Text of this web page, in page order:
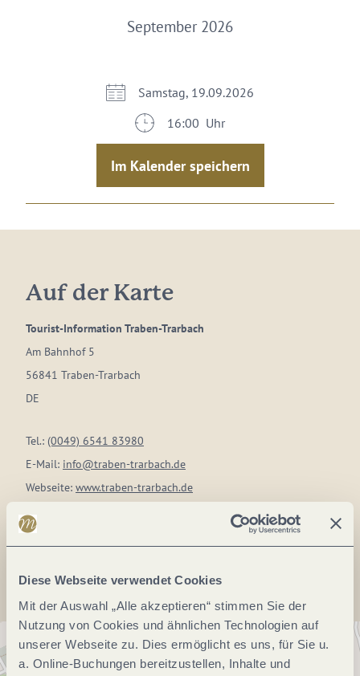
Diese Webseite verwendet Cookies
Mit der Auswahl „Alle akzeptieren“ stimmen Sie der
Nutzung von Cookies und ähnlichen Technologien auf
unserer Webseite zu. Dies ermöglicht es uns, für Sie u.
a. Online-Buchungen bereitzustellen, Inhalte und
September 2026
Samstag, 19.09.2026
16:00 Uhr
Im Kalender speichern
Auf der Karte
Tourist-Information Traben-Trarbach
Am Bahnhof 5
56841 Traben-Trarbach
DE
Tel.: (0049) 6541 83980
E-Mail: info@traben-trarbach.de
Webseite: www.traben-trarbach.de
Anreise planen